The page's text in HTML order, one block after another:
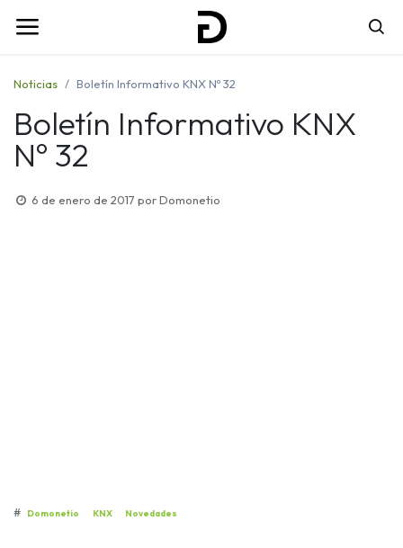
Noticias Boletín Informativo KNX Nº 32
Boletín Informativo KNX
Nº 32
6 de enero de 2017 porDomonetio
# Domonetio KNX Novedades